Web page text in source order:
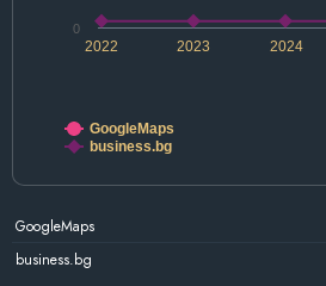
2022 2024
2023
0
GoogleMaps
business.bg
GoogleMaps
business.bg